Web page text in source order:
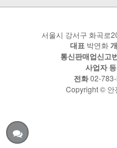
서울시 강서구 화곡로
대표 박연화
통신판매업신고
사업자
전화02-
Copyright © 안